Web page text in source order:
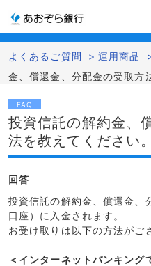
よくあるご質問 > 運用商品
金、償還金、分配金の受取方
FAQ
投資信託の解約金、
法を教えてください。
回答
投資信託の解約金、償還金、
口座）に入金されます。
お受け取りは以下の方法がご
＜インターネットバンキング